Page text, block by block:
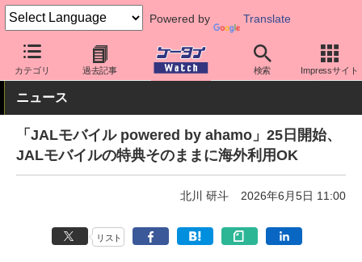
Powered by Translate
カテゴリ 過去記事 検索 Impressサイト
ケータイ Watch キャリア ドコモ アプリ・サービス
ニュース
「JALモバイル powered by ahamo」25日開始、
JALモバイルの特典そのままに海外利用OK
北川 研斗 2026年6月5日 11:00
リスト